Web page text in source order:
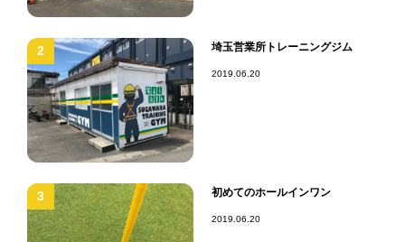
2 埼玉営業所トレーニングジム
2019.06.20
3 初めてのホールインワン
2019.06.20